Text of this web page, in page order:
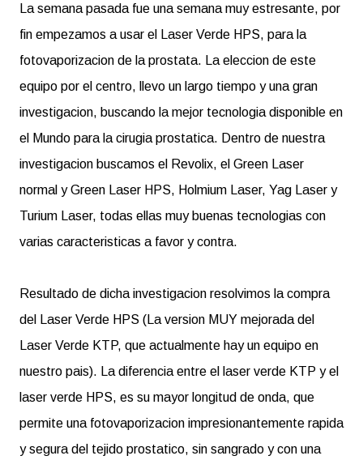
La semana pasada fue una semana muy estresante, por
fin empezamos a usar el Laser Verde HPS, para la
fotovaporizacion de la prostata. La eleccion de este
equipo por el centro, llevo un largo tiempo y una gran
investigacion, buscando la mejor tecnologia disponible en
el Mundo para la cirugia prostatica. Dentro de nuestra
investigacion buscamos el Revolix, el Green Laser
normal y Green Laser HPS, Holmium Laser, Yag Laser y
Turium Laser, todas ellas muy buenas tecnologias con
varias caracteristicas a favor y contra.
Resultado de dicha investigacion resolvimos la compra
del Laser Verde HPS (La version MUY mejorada del
Laser Verde KTP, que actualmente hay un equipo en
nuestro pais). La diferencia entre el laser verde KTP y el
laser verde HPS, es su mayor longitud de onda, que
permite una fotovaporizacion impresionantemente rapida
y segura del tejido prostatico, sin sangrado y con una